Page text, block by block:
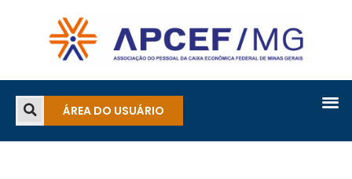
ÁREA DO USUÁRIO